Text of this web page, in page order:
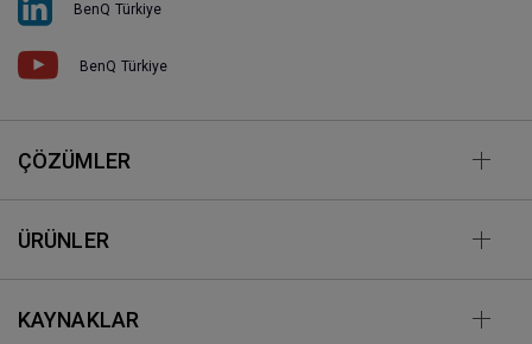
BenQ Türkiye
BenQ Türkiye
ÇÖZÜMLER
ÜRÜNLER
KAYNAKLAR